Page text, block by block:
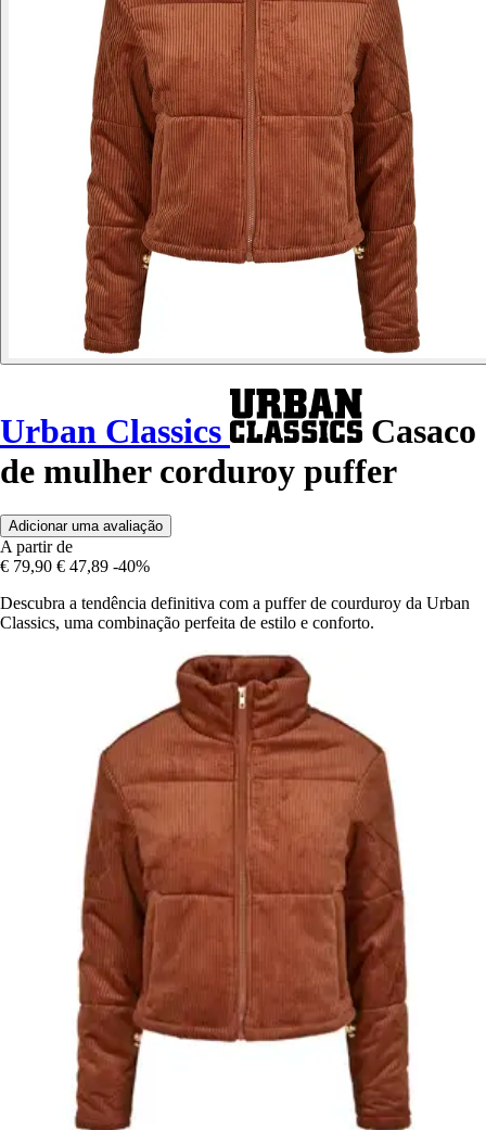
Urban Classics
Casaco
de mulher corduroy puffer
Adicionar uma avaliação
A partir de
€ 79,90 € 47,89 -40%
Descubra a tendência definitiva com a puffer de courduroy da Urban
Classics, uma combinação perfeita de estilo e conforto.